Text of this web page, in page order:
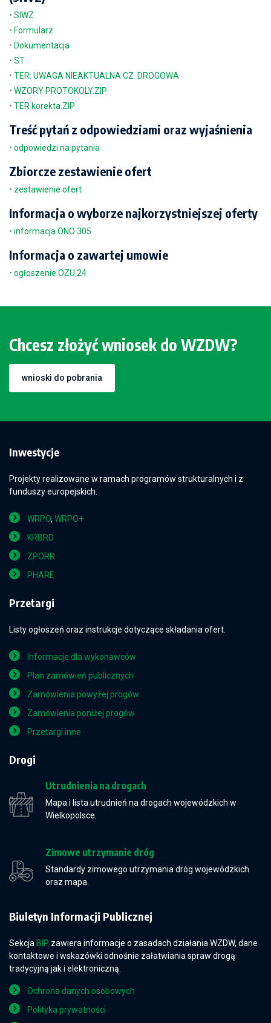
• SIWZ
• Formularz
• Dokumentacja
• ST
• TER: UWAGA NIEAKTUALNA CZ. DROGOWA
• WZORY PROTOKOLY.ZIP
• TER korekta.ZIP
Treść pytań z odpowiedziami oraz wyjaśnienia
• odpowiedzi na pytania
Zbiorcze zestawienie ofert
• zestawienie ofert
Informacja o wyborze najkorzystniejszej oferty
• informacja ONO 305
Informacja o zawartej umowie
• ogłoszenie OZU 24
Chcesz złożyć wniosek do WZDW?
wnioski do pobrania
Inwestycje
Projekty realizowane w ramach programów strukturalnych i z
funduszy europejskich.
WRPO, WRPO+
KRBRD
ZPORR
PHARE
Przetargi
Listy ogłoszeń oraz instrukcje dotyczące składania ofert.
Informacje dla wykonawców
Plan zamówień publicznych
Zamówienia powyżej progów
Zamówienia poniżej progów
Przetargi inne
Drogi
Utrudnienia na drogach
Mapa i lista utrudnień na drogach wojewódzkich w
Wielkopolsce.
Zimowe utrzymanie dróg
Standardy zimowego utrzymania dróg wojewódzkich
oraz mapa.
Biuletyn Informacji Publicznej
Sekcja BIP zawiera informacje o zasadach działania WZDW, dane
kontaktowe i wskazówki odnośnie załatwiania spraw drogą
tradycyjną jak i elektroniczną.
Ochrona danych osobowych
Polityka prywatności